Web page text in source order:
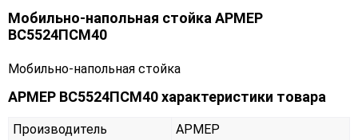
Мобильно-напольная стойка АРМЕР
ВС5524ПСМ40
Мобильно-напольная стойка
АРМЕР ВС5524ПСМ40 характеристики товара
Производитель
АРМЕР